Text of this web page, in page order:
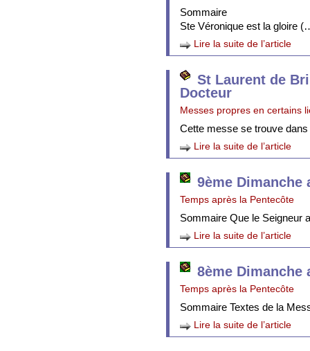
Sommaire
Ste Véronique est la gloire
Lire la suite de l’article
St Laurent de
Docteur
Messes propres en certains
Cette messe se trouve
Lire la suite de l’article
9ème Dimanche
Temps après la Pentecôte
Sommaire Que le Seigneur
Lire la suite de l’article
8ème Dimanche
Temps après la Pentecôte
Sommaire Textes de la
Lire la suite de l’article